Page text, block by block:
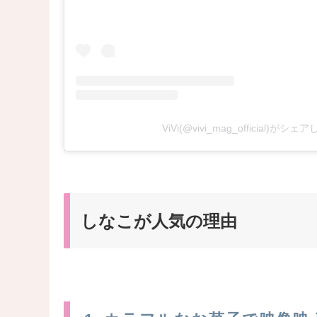
ViVi(@vivi_mag_official)がシェア
しなこが人気の理由